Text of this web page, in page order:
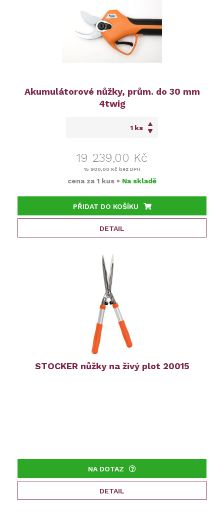
Akumulátorové nůžky, prům. do 30 mm
4twig
ks
19 239,00 Kč
15 900,00 Kč bez DPH
cena za 1 kus • Na skladě
PŘIDAT DO KOŠÍKU
DETAIL
STOCKER nůžky na živý plot 20015
NA DOTAZ
DETAIL